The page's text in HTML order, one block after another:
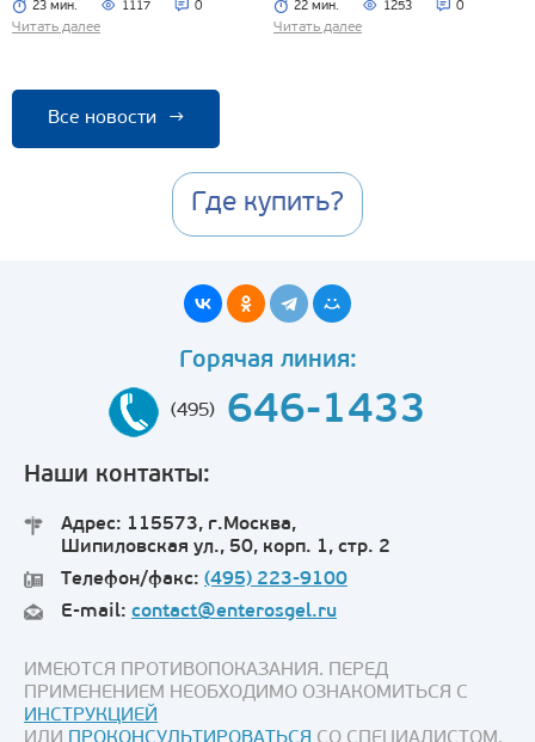
23 мин. 1117 0
Читать далее
22 мин. 1253 0
Читать далее
Все новости →
Где купить?
Горячая линия:
(495) 646-1433
Наши контакты:
Адрес: 115573, г.Москва,
Шипиловская ул., 50, корп. 1, стр. 2
Телефон/факс: (495) 223-9100
E-mail: contact@enterosgel.ru
ИМЕЮТСЯ ПРОТИВОПОКАЗАНИЯ. ПЕРЕД
ПРИМЕНЕНИЕМ НЕОБХОДИМО ОЗНАКОМИТЬСЯ С
ИНСТРУКЦИЕЙ
ИЛИ ПРОКОНСУЛЬТИРОВАТЬСЯ СО СПЕЦИАЛИСТОМ.